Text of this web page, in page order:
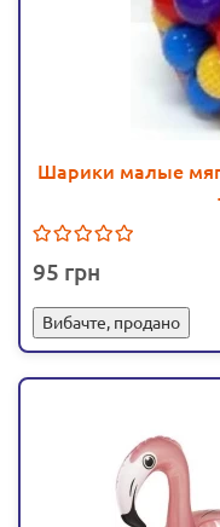
Шарики малые
95
Вибачте, продано